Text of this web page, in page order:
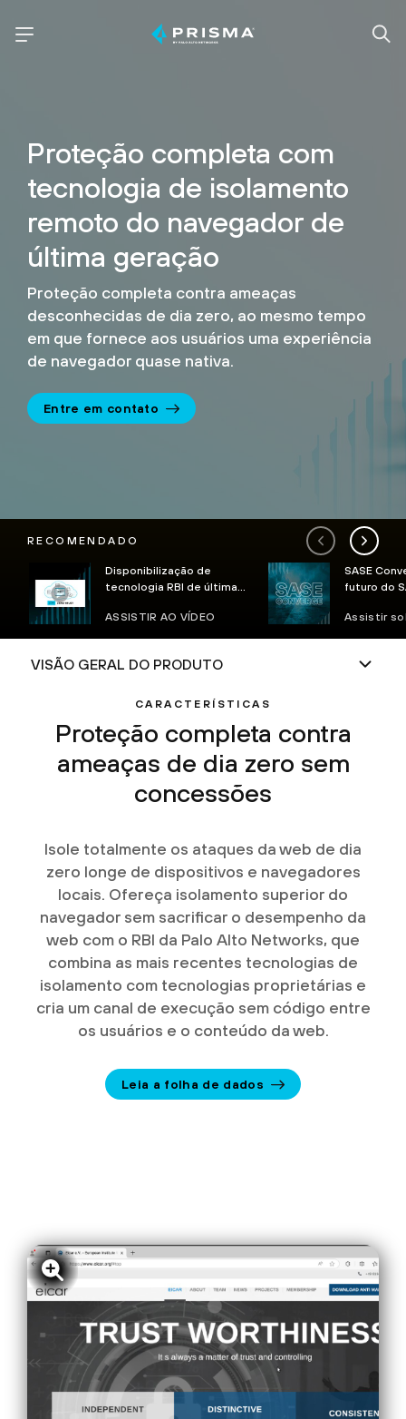
Proteção completa com
tecnologia de isolamento
remoto do navegador de
última geração
Proteção completa contra ameaças
desconhecidas de dia zero, ao mesmo tempo
em que fornece aos usuários uma experiência
de navegador quase nativa.
Entre em contato
RECOMENDADO
Disponibilização de
tecnologia RBI de última
ASSISTIR AO VÍDEO
SASE
futuro do
Assistir
CARACTERÍSTICAS
Proteção completa contra
ameaças de dia zero sem
concessões
Isole totalmente os ataques da web de dia
zero longe de dispositivos e navegadores
locais. Ofereça isolamento superior do
navegador sem sacrificar o desempenho da
web com o RBI da Palo Alto Networks, que
combina as mais recentes tecnologias de
isolamento com tecnologias proprietárias e
cria um canal de execução sem código entre
os usuários e o conteúdo da web.
Leia a folha de dados